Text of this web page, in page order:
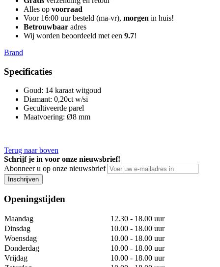
Alles op voorraad
Voor 16:00 uur besteld (ma-vr), morgen in huis!
Betrouwbaar adres
Wij worden beoordeeld met een 9.7!
Brand
Specificaties
Goud: 14 karaat witgoud
Diamant: 0,20ct w/si
Gecultiveerde parel
Maatvoering: Ø8 mm
Terug naar boven
Schrijf je in voor onze nieuwsbrief!
Abonneer u op onze nieuwsbrief
Inschrijven
Openingstijden
Maandag
12.30 - 18.00 uur
Dinsdag
10.00 - 18.00 uur
Woensdag
10.00 - 18.00 uur
Donderdag
10.00 - 18.00 uur
Vrijdag
10.00 - 18.00 uur